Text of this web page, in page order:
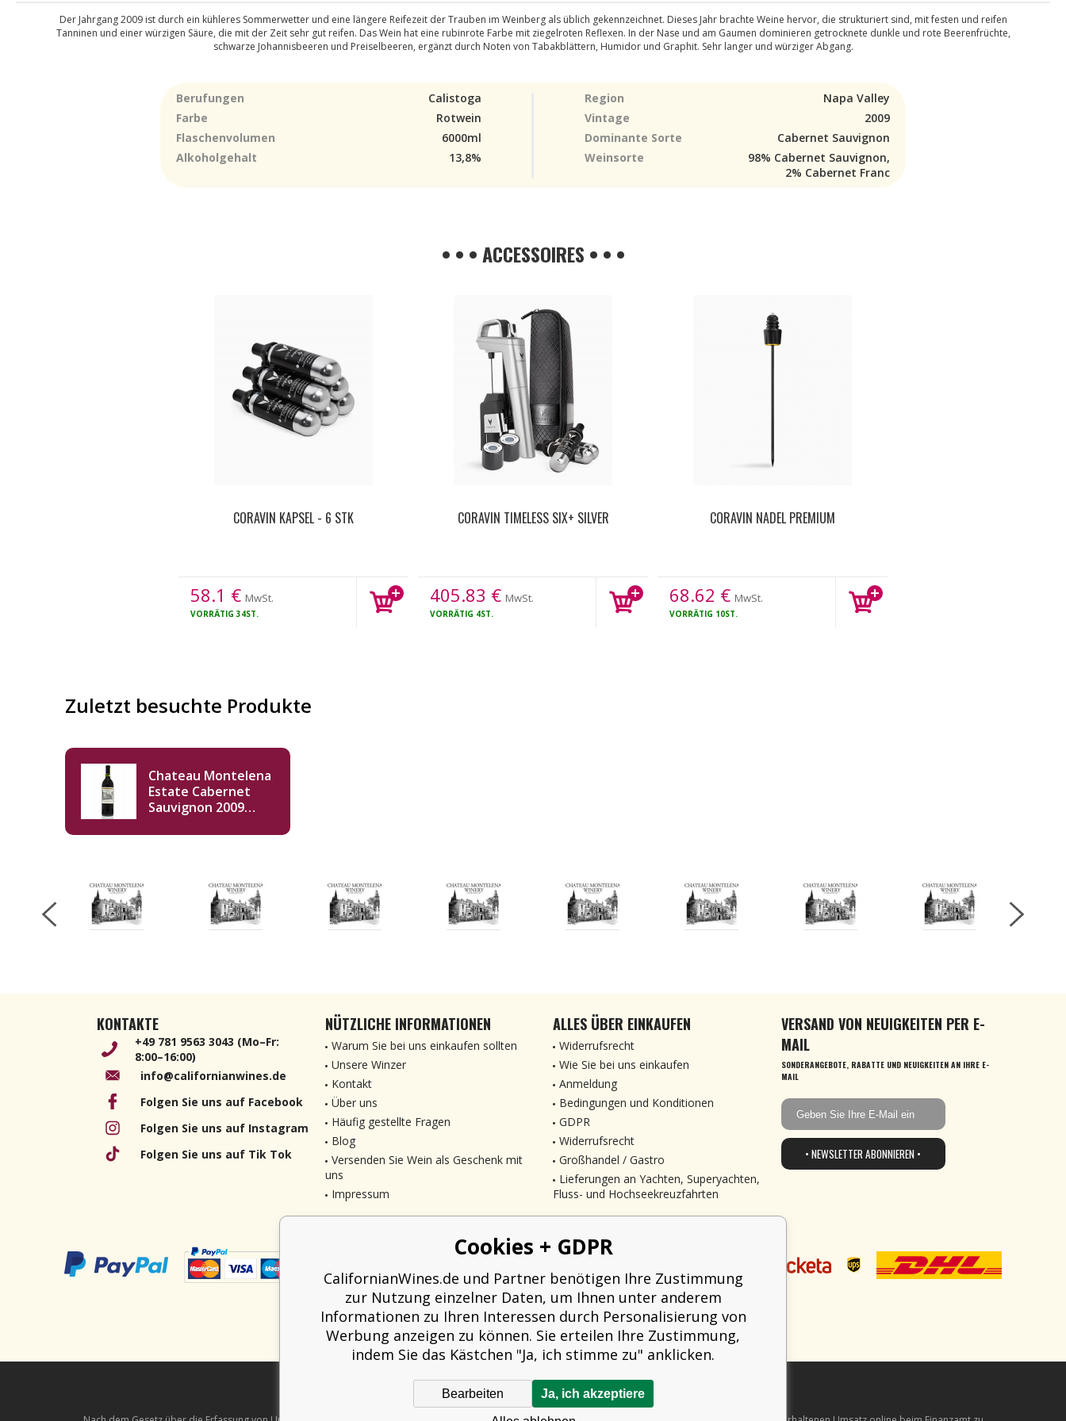
Der Jahrgang 2009 ist durch ein kühleres Sommerwetter und eine längere Reifezeit der Trauben im Weinberg als üblich gekennzeichnet. Dieses Jahr brachte Weine hervor, die strukturiert sind, mit festen und reifen
Tanninen und einer würzigen Säure, die mit der Zeit sehr gut reifen. Das Wein hat eine rubinrote Farbe mit ziegelroten Reflexen. In der Nase und am Gaumen dominieren getrocknete dunkle und rote Beerenfrüchte,
schwarze Johannisbeeren und Preiselbeeren, ergänzt durch Noten von Tabakblättern, Humidor und Graphit. Sehr langer und würziger Abgang.
Berufungen Calistoga Region
Napa Valley
Farbe
Rotwein Vintage
2009
Flaschenvolumen
6000ml Dominante Sorte
Cabernet Sauvignon
Alkoholgehalt
13,8% Weinsorte
98% Cabernet Sauvignon,
2% Cabernet Franc
• • • ACCESSOIRES • • •
CORAVIN KAPSEL - 6 STK
58.1 € MwSt.
VORRÄTIG 34ST.
CORAVIN TIMELESS SIX+ SILVER
405.83 € MwSt.
VORRÄTIG 4ST.
CORAVIN NADEL PREMIUM
68.62 € MwSt.
VORRÄTIG 10ST.
Zuletzt besuchte Produkte
Chateau Montelena
Estate Cabernet
Sauvignon 2009
KONTAKTE
+49 781 9563 3043 (Mo–Fr:
8:00–16:00)
info@californianwines.de
Folgen Sie uns auf Facebook
Folgen Sie uns auf Instagram
Folgen Sie uns auf Tik Tok
NÜTZLICHE INFORMATIONEN
Warum Sie bei uns einkaufen sollten
Unsere Winzer
Kontakt
Über uns
Häufig gestellte Fragen
Blog
Versenden Sie Wein als Geschenk mit
uns
Impressum
ALLES ÜBER EINKAUFEN
Widerrufsrecht
Wie Sie bei uns einkaufen
Anmeldung
Bedingungen und Konditionen
GDPR
Widerrufsrecht
Großhandel / Gastro
Lieferungen an Yachten, Superyachten,
Fluss- und Hochseekreuzfahrten
VERSAND VON NEUIGKEITEN PER E-
MAIL
SONDERANGEBOTE, RABATTE UND NEUIGKEITEN AN IHRE E-
MAIL
• NEWSLETTER ABONNIEREN •
Cookies + GDPR
CalifornianWines.de und Partner benötigen Ihre Zustimmung
zur Nutzung einzelner Daten, um Ihnen unter anderem
Informationen zu Ihren Interessen durch Personalisierung von
Werbung anzeigen zu können. Sie erteilen Ihre Zustimmung,
indem Sie das Kästchen "Ja, ich stimme zu" anklicken.
Ja, ich akzeptiere
Bearbeiten